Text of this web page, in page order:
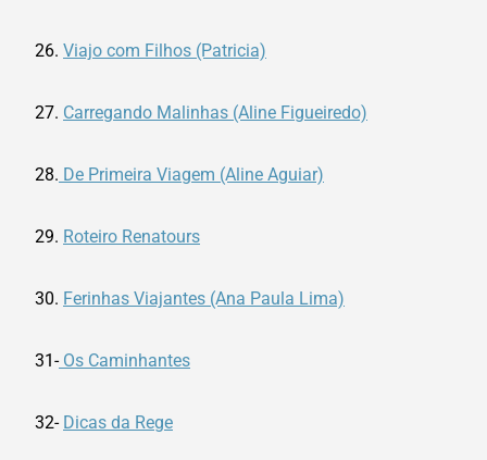
26. Viajo com Filhos (Patricia)
27. Carregando Malinhas (Aline Figueiredo)
28. De Primeira Viagem (Aline Aguiar)
29. Roteiro Renatours
30. Ferinhas Viajantes (Ana Paula Lima)
31-Os Caminhantes
32- Dicas da Rege